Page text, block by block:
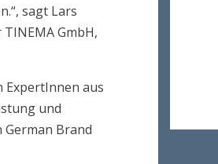
sagt Lars
GmbH,
ExpertInnen aus
und
Brand